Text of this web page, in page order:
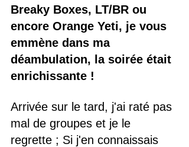
Breaky Boxes, LT/BR ou
encore Orange Yeti, je vous
emmène dans ma
déambulation, la soirée était
enrichissante !
Arrivée sur le tard, j'ai raté pas
mal de groupes et je le
regrette ; Si j'en connaissais